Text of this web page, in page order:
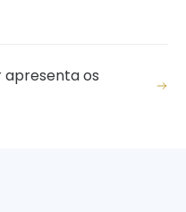
apresenta os